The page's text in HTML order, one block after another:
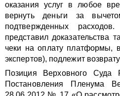
оказания услуг в любое
вернуть деньги за
подтвержденных
представил доказательства
чеки на оплату платформы,
экспертов), подлежит
Позиция Верховного Суда
Постановления Пленума